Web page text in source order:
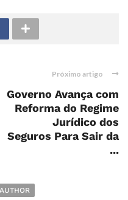
Próximo artigo
Governo Avança com
Reforma do Regime
Jurídico dos
Seguros Para Sair da
...